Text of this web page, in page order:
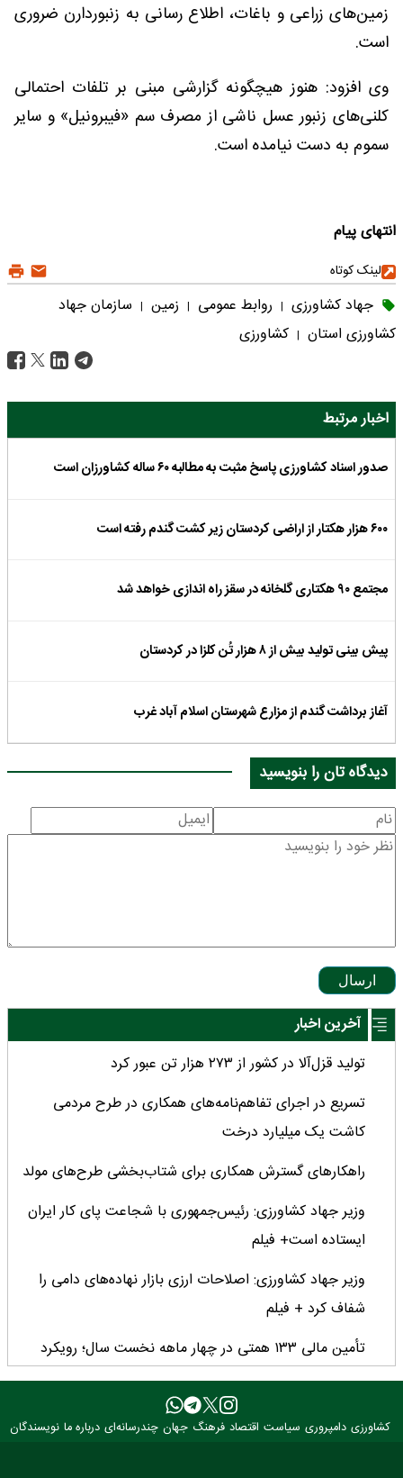
زمین‌های زراعی و باغات، اطلاع رسانی به زنبوردارن ضروری
است.
وی افزود: هنوز هیچگونه گزارشی مبنی بر تلفات احتمالی
کلنی‌های زنبور عسل ناشی از مصرف سم «فیبرونیل» و سایر
سموم به دست نیامده است.
انتهای پیام
لینک کوتاه
جهاد کشاورزی | روابط عمومی | زمین | سازمان جهاد
کشاورزی استان | کشاورزی
اخبار مرتبط
صدور اسناد کشاورزی پاسخ مثبت به مطالبه ۶۰ ساله کشاورزان است
۶۰۰ هزار هکتار از اراضی کردستان زیر کشت گندم رفته است
مجتمع ۹۰ هکتاری گلخانه در سقز راه اندازی خواهد شد
پیش بینی تولید بیش از ۸ هزار تُن کلزا در کردستان
آغاز برداشت گندم از مزارع شهرستان اسلام آباد غرب
دیدگاه تان را بنویسید
ارسال
آخرین اخبار
تولید قزل‌آلا در کشور از ۲۷۳ هزار تن عبور کرد
تسریع در اجرای تفاهم‌نامه‌های همکاری در طرح مردمی
کاشت یک میلیارد درخت
راهکارهای گسترش همکاری برای شتاب‌بخشی طرح‌های مولد
وزیر جهاد کشاورزی: رئیس‌جمهوری با شجاعت پای کار ایران
ایستاده است+ فیلم
وزیر جهاد کشاورزی: اصلاحات ارزی بازار نهاده‌های دامی را
شفاف کرد + فیلم
تأمین مالی ۱۳۳ همتی در چهار ماهه نخست سال؛ رویکرد
هدفمند بانک کشاورزی برای تضمین امنیت غذایی
فراخوان بین‌المللی فائو برای طراحی پوستر روز جهانی غذاکشاورزی دامپروری سیاست اقتصاد فرهنگ جهان چندرسانه‌ای درباره ما نویسندگان